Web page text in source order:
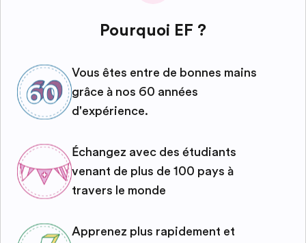
Pourquoi EF ?
Vous êtes entre de bonnes mains
grâce à nos 60 années
d'expérience.
Échangez avec des étudiants
venant de plus de 100 pays à
travers le monde
Apprenez plus rapidement et